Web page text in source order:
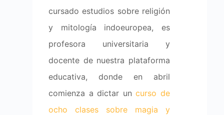
cursado estudios sobre religión
y mitología indoeuropea, es
profesora universitaria y
docente de nuestra plataforma
educativa, donde en abril
comienza a dictar uncurso de
ocho clases sobre magia y